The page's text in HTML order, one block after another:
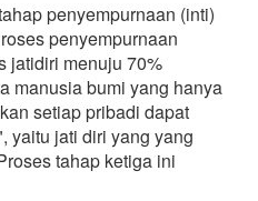
penyempurnaan (inti)
penyempurnaan
jatidiri menuju 70%
manusia bumi yang hanya
setiap pribadi dapat
yaitu jati diri yang yang
tahap ketiga ini